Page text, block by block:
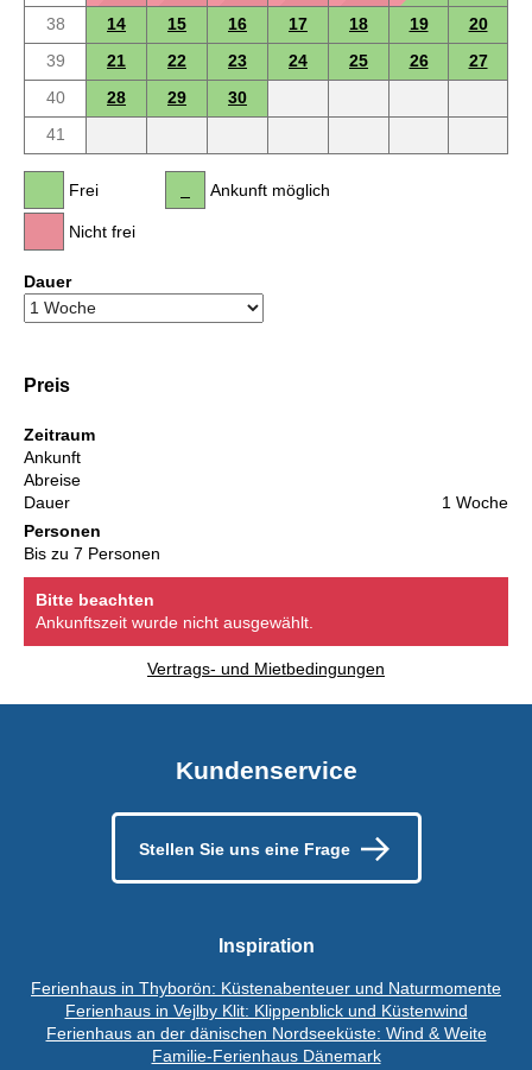
38
14 15 16 17 18 19
20
39
21 22 23 24 25 26
27
40
28 29
30
41
Frei
Nicht frei
Ankunft möglich
Dauer
Preis
Zeitraum
Ankunft
Abreise
Dauer
1 Woche
Personen
Bis zu 7 Personen
Bitte beachten
Ankunftszeit wurde nicht ausgewählt.
Vertrags- und Mietbedingungen
Kundenservice
Stellen Sie uns eine Frage
Inspiration
Ferienhaus in Thyborön: Küstenabenteuer und Naturmomente
Ferienhaus in Vejlby Klit: Klippenblick und Küstenwind
Ferienhaus an der dänischen Nordseeküste: Wind & Weite
Familie-Ferienhaus Dänemark